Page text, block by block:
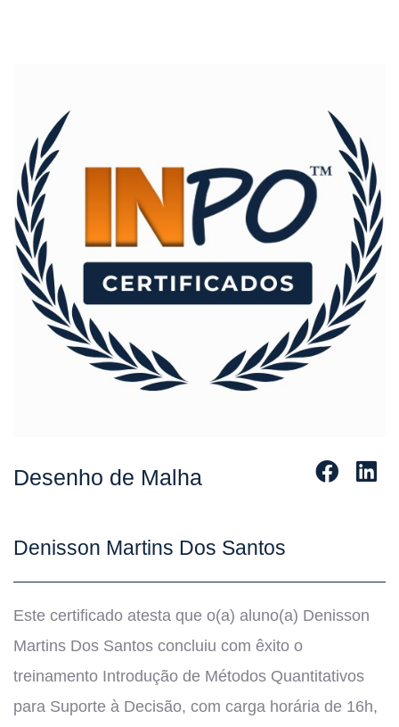
Desenho de Malha
Denisson Martins Dos Santos
Este certificado atesta que o(a) aluno(a) Denisson
Martins Dos Santos concluiu com êxito o
treinamento Introdução de Métodos Quantitativos
para Suporte à Decisão, com carga horária de 16h,